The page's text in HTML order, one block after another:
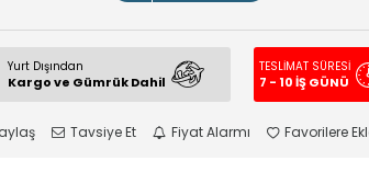
Yurt Dışından
Kargo ve Gümrük Dahil
TESLİMAT SÜRESİ
7 - 10 İŞ GÜNÜ
Tavsiye Et Fiyat Alarmı Favorilere